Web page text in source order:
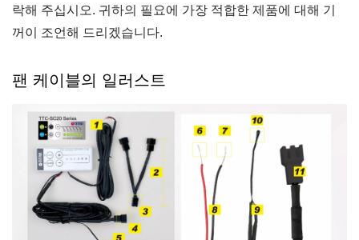
락해 주십시오. 귀하의 필요에 가장 적합한 제품에 대해 기
꺼이 조언해 드리겠습니다.
팬 케이블의 일러스트